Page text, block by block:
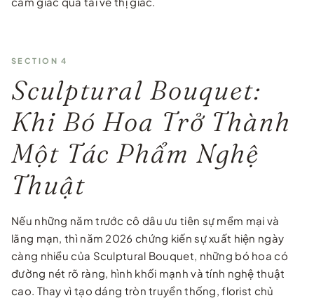
SECTION 4
Sculptural Bouquet:
Khi Bó Hoa Trở Thành
Một Tác Phẩm Nghệ
Thuật
Nếu những năm trước cô dâu ưu tiên sự mềm mại và
lãng mạn, thì năm 2026 chứng kiến sự xuất hiện ngày
càng nhiều của Sculptural Bouquet, những bó hoa có
đường nét rõ ràng, hình khối mạnh và tính nghệ thuật
cao. Thay vì tạo dáng tròn truyền thống, florist chủ